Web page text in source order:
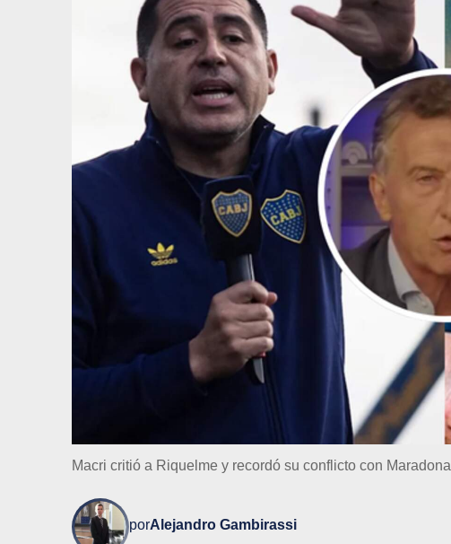
Macri critió a Riquelme y recordó su conflicto con Maradona
porAlejandro Gambirassi